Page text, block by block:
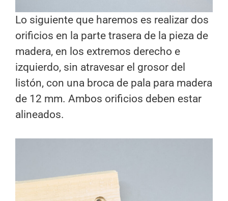
Lo siguiente que haremos es realizar dos
orificios en la parte trasera de la pieza de
madera, en los extremos derecho e
izquierdo, sin atravesar el grosor del
listón, con una broca de pala para madera
de 12 mm. Ambos orificios deben estar
alineados.